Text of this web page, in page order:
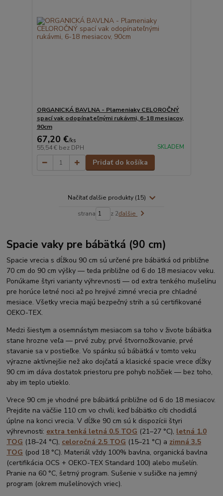
ORGANICKÁ BAVLNA - Plameniaky CELOROČNÝ
spací vak odopínateľnými rukávmi, 6-18 mesiacov,
90cm
67,20 €/ks
55,54 € bez DPH SKLADEM
Pridať do košíka
Načítať ďalšie produkty (15)
strana z 2ďalšie
Spacie vaky pre bábätká (90 cm)
Spacie vrecia s dĺžkou 90 cm sú určené pre bábätká od približne
70 cm do 90 cm výšky — teda približne od 6 do 18 mesiacov veku.
Ponúkame štyri varianty výhrevnosti — od extra tenkého mušelínu
pre horúce letné noci až po hrejivé zimné vrecia pre chladné
mesiace. Všetky vrecia majú bezpečný strih a sú certifikované
OEKO-TEX.
Medzi šiestym a osemnástym mesiacom sa toho v živote bábätka
stane hrozne veľa — prvé zuby, prvé štvornožkovanie, prvé
stavanie sa v postieľke. Vo spánku sú bábätká v tomto veku
výrazne aktívnejšie než ako dojčatá a klasické spacie vrece dĺžky
90 cm im dáva dostatok priestoru pre pohyb nožičiek — bez toho,
aby im teplo utieklo.
Vrece 90 cm je vhodné pre bábätká približne od 6 do 18 mesiacov.
Prejdite na väčšie 110 cm vo chvíli, keď bábätko cíti chodidlá
úplne na konci vrecia. V dĺžke 90 cm sú k dispozícii štyri
výhrevnosti: extra tenká letná 0.5 TOG (21–27 °C), letná 1.0
TOG (18–24 °C), celoročná 2.5 TOG (15–21 °C) a zimná 3.5
TOG (pod 18 °C). Materiál vždy 100% bavlna, organická bavlna
(certifikácia OCS + OEKO-TEX Standard 100) alebo mušelín.
Pranie na 60 °C, šetrný program. Sušenie v sušičke na jemný
program (okrem mušelínových vriec).